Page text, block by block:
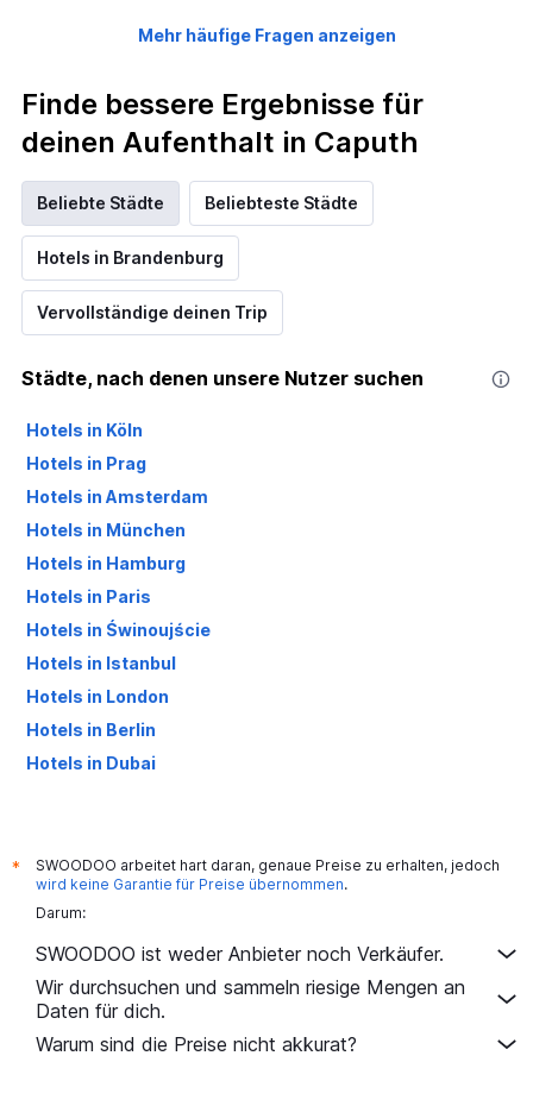
durchschnittlichen
Zimmerpreis
an
Wochenende
anzeigt,
der
in
den
letzten
3
Tagen
gefunden
wurde.
Mehr häufige Fragen anzeigen
Finde bessere Ergebnisse für
deinen Aufenthalt in Caputh
Beliebte Städte Beliebteste Städte
Hotels in Brandenburg
Vervollständige deinen Trip
Städte, nach denen unsere Nutzer suchen
Hotels in Köln
Hotels in Prag
Hotels in Amsterdam
Hotels in München
Hotels in Hamburg
Hotels in Paris
Hotels in Świnoujście
Hotels in Istanbul
Hotels in London
Hotels in Berlin
Hotels in Dubai
*
SWOODOO arbeitet hart daran, genaue Preise zu erhalten, jedoch
wird keine Garantie für Preise übernommen.
Darum:
SWOODOO ist weder Anbieter noch Verkäufer.
Wir durchsuchen und sammeln riesige Mengen an
Daten für dich.
Warum sind die Preise nicht akkurat?